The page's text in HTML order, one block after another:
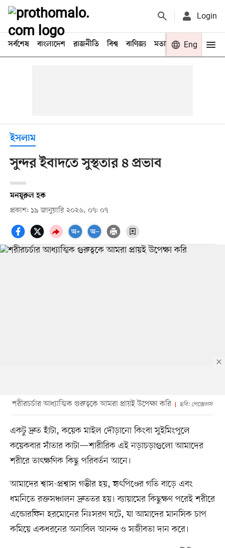
Login
সর্বশেষ বাংলাদেশ রাজনীতি বিশ্ব বাণিজ্য মতামত খেলা
Eng
ইসলাম
সুন্দর ইবাদতে সুস্থতার ৪ প্রভাব
মনযূরুল হক
প্রকাশ: ১৯ জানুয়ারি ২০২৬, ০৭: ০৭
শরীরচর্চার আধ্যাত্মিক গুরুত্বকে আমরা প্রায়ই উপেক্ষা করি ছবি: পেক্সেলস
একটু দ্রুত হাঁটা, কয়েক মাইল দৌড়ানো কিংবা সুইমিংপুলে
কয়েকবার সাঁতার কাটা—শারীরিক এই নড়াচড়াগুলো আমাদের
শরীরে তাৎক্ষণিক কিছু পরিবর্তন আনে।
আমাদের শ্বাস-প্রশ্বাস গভীর হয়, হৃৎপিণ্ডের গতি বাড়ে এবং
ধমনিতে রক্তসঞ্চালন দ্রুততর হয়। ব্যায়ামের কিছুক্ষণ পরেই শরীরে
এন্ডোরফিন হরমোনের নিঃসরণ ঘটে, যা আমাদের মানসিক চাপ
কমিয়ে একধরনের অনাবিল আনন্দ ও সজীবতা দান করে।